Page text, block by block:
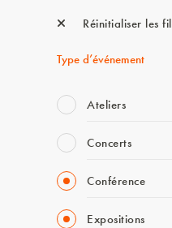
Réinitialiser les
Type d’événement
Ateliers
Concerts
Conférence
Expositions